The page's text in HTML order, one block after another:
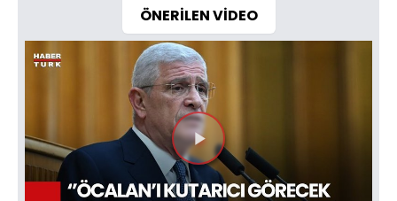
ÖNERİLEN VİDEO
Videoyu
Oynat